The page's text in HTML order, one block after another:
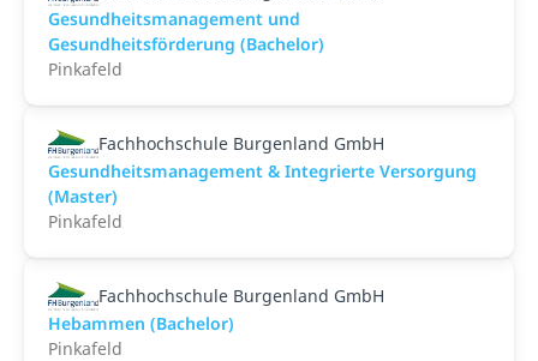
Gesundheitsmanagement und
Gesundheitsförderung (Bachelor)
Pinkafeld
Fachhochschule Burgenland GmbH
Gesundheitsmanagement & Integrierte Versorgung
(Master)
Pinkafeld
Fachhochschule Burgenland GmbH
Hebammen (Bachelor)
Pinkafeld